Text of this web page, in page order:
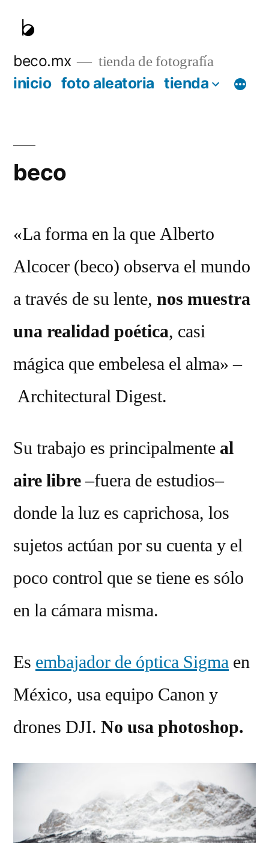
content
beco.mx tienda de fotografía
inicio foto aleatoria tienda
beco
«La forma en la que Alberto
Alcocer (beco) observa el mundo
a través de su lente, nos muestra
una realidad poética, casi
mágica que embelesa el alma» –
Architectural Digest.
Su trabajo es principalmente al
aire libre–fuera de estudios–
donde la luz es caprichosa, los
sujetos actúan por su cuenta y el
poco control que se tiene es sólo
en la cámara misma.
Es embajador de óptica Sigma en
México, usa equipo Canon y
drones DJI. No usa photoshop.